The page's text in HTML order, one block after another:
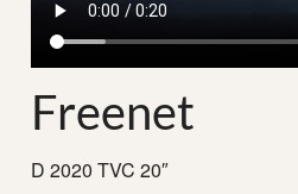
Freenet
D 2020 TVC 20″